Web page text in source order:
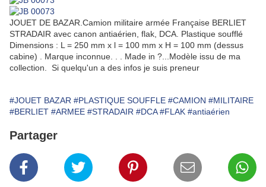
JOUET DE BAZAR.Camion militaire armée Française BERLIET
STRADAIR avec canon antiaérien, flak, DCA. Plastique soufflé
Dimensions : L = 250 mm x l = 100 mm x H = 100 mm (dessus
cabine) . Marque inconnue. . . Made in ?...Modèle issu de ma
collection. Si quelqu'un a des infos je suis preneur
#JOUET BAZAR #PLASTIQUE SOUFFLE #CAMION #MILITAIRE
#BERLIET #ARMEE #STRADAIR #DCA #FLAK #antiaérien
Partager